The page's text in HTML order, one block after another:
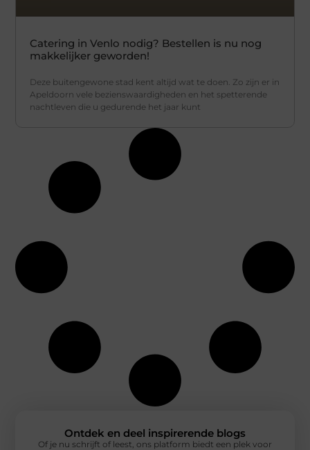
Catering in Venlo nodig? Bestellen is nu nog
makkelijker geworden!
Deze buitengewone stad kent altijd wat te doen. Zo zijn er in
Apeldoorn vele bezienswaardigheden en het spetterende
nachtleven die u gedurende het jaar kunt
Ontdek en deel inspirerende blogs
Of je nu schrijft of leest, ons platform biedt een plek voor